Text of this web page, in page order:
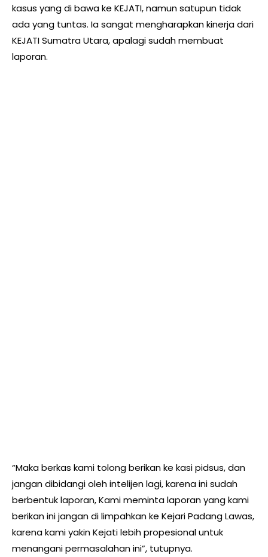
kasus yang di bawa ke KEJATI, namun satupun tidak
ada yang tuntas. Ia sangat mengharapkan kinerja dari
KEJATI Sumatra Utara, apalagi sudah membuat
laporan.
“Maka berkas kami tolong berikan ke kasi pidsus, dan
jangan dibidangi oleh intelijen lagi, karena ini sudah
berbentuk laporan, Kami meminta laporan yang kami
berikan ini jangan di limpahkan ke Kejari Padang Lawas,
karena kami yakin Kejati lebih propesional untuk
menangani permasalahan ini”, tutupnya.